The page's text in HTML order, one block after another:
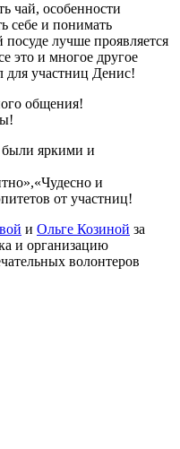
чай, особенности
себе и понимать
лучше проявляется
это и многое другое
для участниц Денис!
общения!
были яркими и
и
от участниц!
и Ольге Козиной за
и организацию
волонтеров